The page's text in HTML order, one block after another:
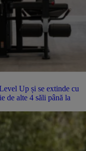
Up și se extinde cu
de alte 4 săli până la